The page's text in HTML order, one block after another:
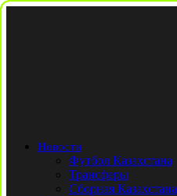
Новости
Футбол Казахстана
Трансферы
Сборная Казахстана